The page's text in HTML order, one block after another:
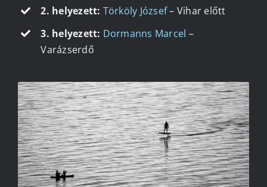
2. helyezett: Törköly József– Vihar előtt
3. helyezett: Dormanns Marcel –
Varázserdő
NAGYES
DOBÓCZKY ZSOLT